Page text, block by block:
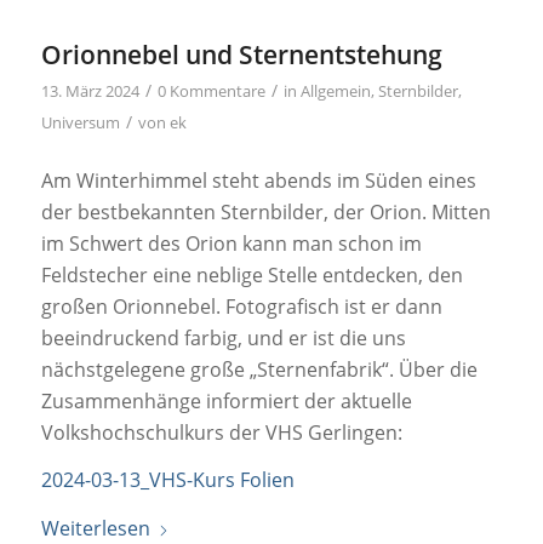
Orionnebel und Sternentstehung
13. März 2024 / 0 Kommentare / in Allgemein, Sternbilder,
Universum / von ek
Am Winterhimmel steht abends im Süden eines
der bestbekannten Sternbilder, der Orion. Mitten
im Schwert des Orion kann man schon im
Feldstecher eine neblige Stelle entdecken, den
großen Orionnebel. Fotografisch ist er dann
beeindruckend farbig, und er ist die uns
nächstgelegene große „Sternenfabrik“. Über die
Zusammenhänge informiert der aktuelle
Volkshochschulkurs der VHS Gerlingen:
2024-03-13_VHS-Kurs Folien
Weiterlesen